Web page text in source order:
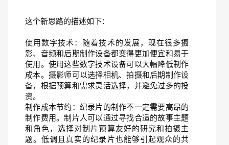
这个新思路的描述如下：
使用数字技术：随着技术的发展，现在很多摄
影、音频和后期制作设备都变得更加便宜和易于
使用。使用这些数字技术设备可以大幅降低制作
成本。摄影师可以选择相机、拍摄和后期制作设
备，根据预算和需求灵活选择，并避免过多的投
资。
制作成本节约：纪录片的制作不一定需要高昂的
制作费用。制片人可以通过寻找合适的故事主题
和角色，选择对制片预算友好的研究和拍摄主
题。低调且真实的纪录片也能够引起观众的共